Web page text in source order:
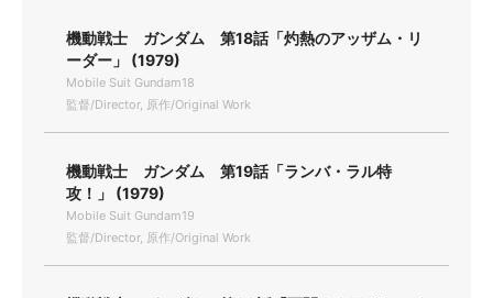
機動戦士 ガンダム 第18話「灼熱のアッザム・リ
ーダー」 (1979)
Mobile Suit Gundam18
監督/Director, 原作/Original Work
機動戦士 ガンダム 第19話「ランバ・ラル特
攻！」 (1979)
Mobile Suit Gundam19
監督/Director, 原作/Original Work